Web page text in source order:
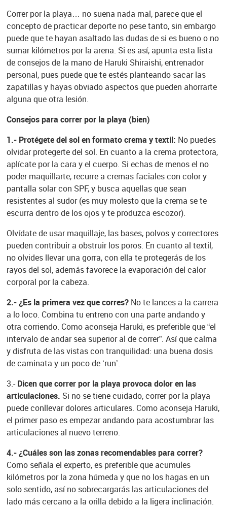
Correr por la playa… no suena nada mal, parece que el
concepto de practicar deporte no pese tanto, sin embargo
puede que te hayan asaltado las dudas de si es bueno o no
sumar kilómetros por la arena. Si es así, apunta esta lista
de consejos de la mano de Haruki Shiraishi, entrenador
personal, pues puede que te estés planteando sacar las
zapatillas y hayas obviado aspectos que pueden ahorrarte
alguna que otra lesión.
Consejos para correr por la playa (bien)
1.- Protégete del sol en formato crema y textil: No puedes
olvidar protegerte del sol. En cuanto a la crema protectora,
aplícate por la cara y el cuerpo. Si echas de menos el no
poder maquillarte, recurre a cremas faciales con color y
pantalla solar con SPF, y busca aquellas que sean
resistentes al sudor (es muy molesto que la crema se te
escurra dentro de los ojos y te produzca escozor).
Olvídate de usar maquillaje, las bases, polvos y correctores
pueden contribuir a obstruir los poros. En cuanto al textil,
no olvides llevar una gorra, con ella te protegerás de los
rayos del sol, además favorece la evaporación del calor
corporal por la cabeza.
2.- ¿Es la primera vez que corres?No te lances a la carrera
a lo loco. Combina tu entreno con una parte andando y
otra corriendo. Como aconseja Haruki, es preferible que “el
intervalo de andar sea superior al de correr”. Así que calma
y disfruta de las vistas con tranquilidad: una buena dosis
de caminata y un poco de ‘run’.
3.- Dicen que correr por la playa provoca dolor en las
articulaciones. Si no se tiene cuidado, correr por la playa
puede conllevar dolores articulares. Como aconseja Haruki,
el primer paso es empezar andando para acostumbrar las
articulaciones al nuevo terreno.
4.- ¿Cuáles son las zonas recomendables para correr?
Como señala el experto, es preferible que acumules
kilómetros por la zona húmeda y que no los hagas en un
solo sentido, así no sobrecargarás las articulaciones del
lado más cercano a la orilla debido a la ligera inclinación.